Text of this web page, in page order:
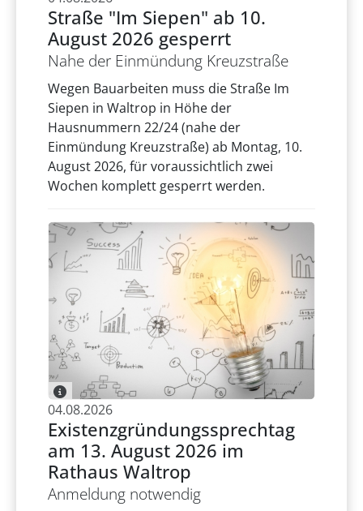
Straße "Im Siepen" ab 10.
August 2026 gesperrt
Nahe der Einmündung Kreuzstraße
Wegen Bauarbeiten muss die Straße Im
Siepen in Waltrop in Höhe der
Hausnummern 22/24 (nahe der
Einmündung Kreuzstraße) ab Montag, 10.
August 2026, für voraussichtlich zwei
Wochen komplett gesperrt werden.
04.08.2026
Existenzgründungssprechtag
am 13. August 2026 im
Rathaus Waltrop
Anmeldung notwendig